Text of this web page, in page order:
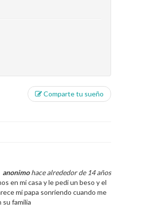
Comparte tu sueño
anonimohace alrededor de 14 años
en mi casa y le pedi un beso y el
mi papa sonriendo cuando me
su familia